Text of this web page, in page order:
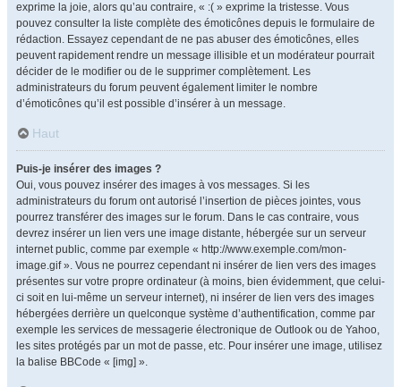
exprime la joie, alors qu’au contraire, « :( » exprime la tristesse. Vous
pouvez consulter la liste complète des émoticônes depuis le formulaire de
rédaction. Essayez cependant de ne pas abuser des émoticônes, elles
peuvent rapidement rendre un message illisible et un modérateur pourrait
décider de le modifier ou de le supprimer complètement. Les
administrateurs du forum peuvent également limiter le nombre
d’émoticônes qu’il est possible d’insérer à un message.
Haut
Puis-je insérer des images ?
Oui, vous pouvez insérer des images à vos messages. Si les
administrateurs du forum ont autorisé l’insertion de pièces jointes, vous
pourrez transférer des images sur le forum. Dans le cas contraire, vous
devrez insérer un lien vers une image distante, hébergée sur un serveur
internet public, comme par exemple « http://www.exemple.com/mon-
image.gif ». Vous ne pourrez cependant ni insérer de lien vers des images
présentes sur votre propre ordinateur (à moins, bien évidemment, que celui-
ci soit en lui-même un serveur internet), ni insérer de lien vers des images
hébergées derrière un quelconque système d’authentification, comme par
exemple les services de messagerie électronique de Outlook ou de Yahoo,
les sites protégés par un mot de passe, etc. Pour insérer une image, utilisez
la balise BBCode « [img] ».